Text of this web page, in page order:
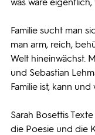
Familie sucht man
man arm, reich,
Welt hineinwächst.
und Sebastian
Familie ist, kann
Sarah Bosettis
die Poesie und die